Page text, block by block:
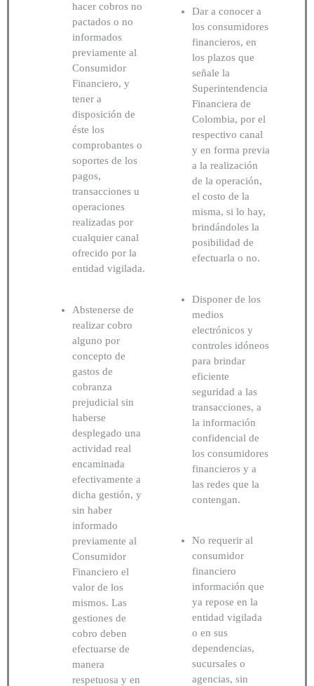
hacer cobros no
pactados o no
informados
previamente al
Consumidor
Financiero, y
tener a
disposición de
éste los
comprobantes o
soportes de los
pagos,
transacciones u
operaciones
realizadas por
cualquier canal
ofrecido por la
entidad vigilada.
Abstenerse de
realizar cobro
alguno por
concepto de
gastos de
cobranza
prejudicial sin
haberse
desplegado una
actividad real
encaminada
efectivamente a
dicha gestión, y
sin haber
informado
previamente al
Consumidor
Financiero el
valor de los
mismos. Las
gestiones de
cobro deben
efectuarse de
manera
respetuosa y en
Dar a conocer a
los consumidores
financieros, en
los plazos que
señale la
Superintendencia
Financiera de
Colombia, por el
respectivo canal
y en forma previa
a la realización
de la operación,
el costo de la
misma, si lo hay,
brindándoles la
posibilidad de
efectuarla o no.
Disponer de los
medios
electrónicos y
controles idóneos
para brindar
eficiente
seguridad a las
transacciones, a
la información
confidencial de
los consumidores
financieros y a
las redes que la
contengan.
No requerir al
consumidor
financiero
información que
ya repose en la
entidad vigilada
o en sus
dependencias,
sucursales o
agencias, sin